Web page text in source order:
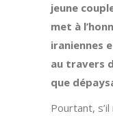
jeune
met à
iraniennes
au travers
que
Pourtant, s’il